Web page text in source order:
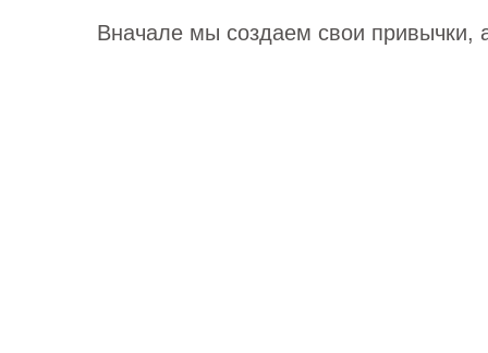
Вначале мы создаем свои привычки,